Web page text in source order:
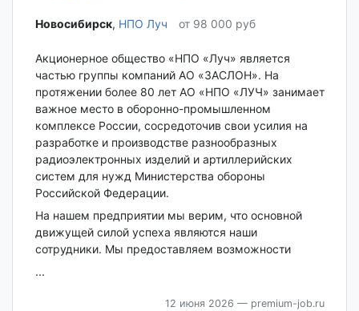
Новосибирск‎, НПО Луч от 98 000 руб
Акционерное общество «НПО «Луч» является
частью группы компаний АО «ЗАСЛОН». На
протяжении более 80 лет АО «НПО «ЛУЧ» занимает
важное место в оборонно-промышленном
комплексе России, сосредоточив свои усилия на
разработке и производстве разнообразных
радиоэлектронных изделий и артиллерийских
систем для нужд Министерства обороны
Российской Федерации.
На нашем предприятии мы верим, что основной
движущей силой успеха являются наши
сотрудники. Мы предоставляем возможности
...
12 июня 2026 — premium-job.ru